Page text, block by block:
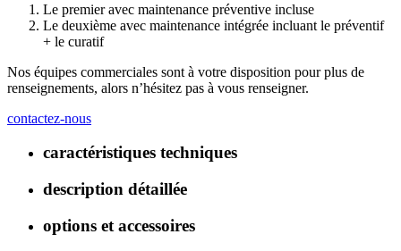
Le premier avec maintenance préventive incluse
Le deuxième avec maintenance intégrée incluant le préventif
+ le curatif
Nos équipes commerciales sont à votre disposition pour plus de
renseignements, alors n’hésitez pas à vous renseigner.
contactez-nous
caractéristiques techniques
description détaillée
options et accessoires